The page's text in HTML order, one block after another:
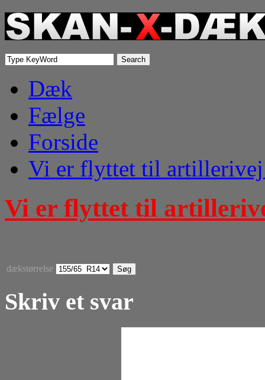
Search
Dæk
Fælge
Forside
Vi er flyttet til
Vi er flyttet til
dækstørrelse
Skriv et svar